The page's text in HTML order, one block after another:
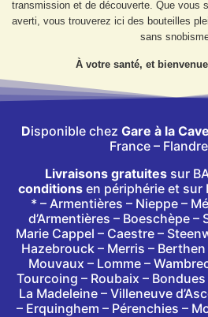
transmission et de découverte. Que vous
averti, vous trouverez ici des bouteilles
sans
À votre santé, et
Disponible chez Gare à la Cave
France –
Livraisons gratuites sur
conditions en périphérie et sur
* – Armentières – Nieppe –
d’Armentières – Boeschèpe –
Marie Cappel – Caestre –
Hazebrouck – Merris –
Mouvaux – Lomme –
Tourcoing – Roubaix –
La Madeleine – Villeneuve
– Erquinghem – Pérenchies –